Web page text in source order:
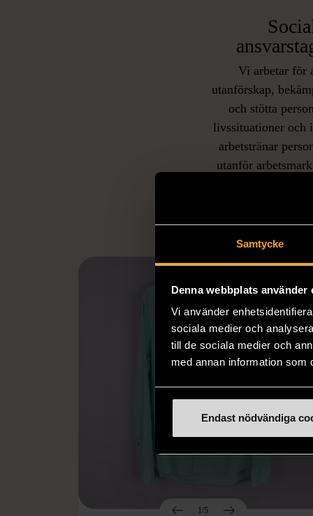
Samtycke
Denna webbplats använder
Vi använder
sociala medier och
till de sociala medier och
med annan information som
Endast nödvändiga
Vi arbetar för
utanförskap,
och stötta
livssituationer och
arbetstränar
utanför
1/5